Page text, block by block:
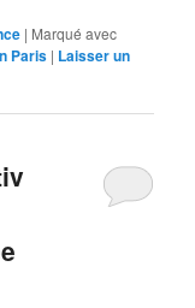
| Marqué avec
Paris | Laisser un